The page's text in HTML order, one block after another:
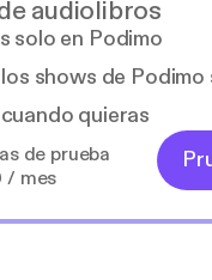
audiolibros
solo en Podimo
shows de Podimo
quieras
de prueba
/ mes